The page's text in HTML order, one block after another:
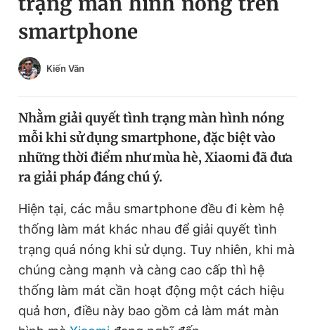
Chuyên mục khác
Chào ngày mới
Tin thị trường
Video Magazine
Sản phẩm khác
Tiện ích Bạn cần biết
Thông tin tòa soạn Liên hệ quảng cáo
Tin đã lưu
Tin đã xem
smartphone
Kiến Văn
Nhằm giải quyết tình trạng màn hình nóng
mỗi khi sử dụng smartphone, đặc biệt vào
những thời điểm như mùa hè, Xiaomi đã đưa
ra giải pháp đáng chú ý.
Hiện tại, các mẫu smartphone đều đi kèm hệ
thống làm mát khác nhau để giải quyết tình
trạng quá nóng khi sử dụng. Tuy nhiên, khi mà
chúng càng mạnh và càng cao cấp thì hệ
thống làm mát cần hoạt động một cách hiệu
quả hơn, điều này bao gồm cả làm mát màn